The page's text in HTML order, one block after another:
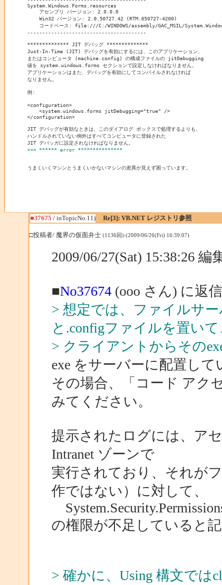
System.Windows.Forms.resources
    アセンブリ バージョン: 2.0.0.0
    Win32 バージョン: 2.0.50727.42 (RTM.050727-4200)
コードベース: file:///C:/WINDOWS/assembly/GAC_MSIL/
----------------------------------------
************** JIT デバッグ **************
Just-In-Time (JIT) デバッグを有効にするには、このアプリケーション、
またはコンピュータ (machine.config) の構成ファイルの jitDebugging
値を system.windows.forms セクションで設定しなければなりません。
アプリケーションはまた、デバッグを有効にしてコンパイルされなければ
なりません。
例:
<configuration>
    <system.windows.forms jitDebugging="true" />
</configuration>
JIT デバッグが有効なときは、このダイアログ ボックスで処理するよりも、
ハンドルされていない例外はすべてコンピュータに登録された
>>> ****** error ***************
うまくいくマシンとうまくいかないマシンの差異が見えず困っています。
■37675 / inTopicNo.11) Re[3]: VB.NET レジストリ参照
□投稿者/ 魔界の仮面弁士 (1136回)-(2009/06/26(Fri) 16:39:07)
2009/06/27(Sat) 15:38:26 編
■No37674(ooo さん) に返信
> 想定では、ファイルサ
と.configファイルを置いて
> クライアントからその
exe をサーバーに配置し
その場合、「コード アク
みてください。
提示されたログには、ア
Intranet ゾーンで
実行されており、それが
作ではない）に対して、
の権限が不足していると
> 確かに、Using 構文では